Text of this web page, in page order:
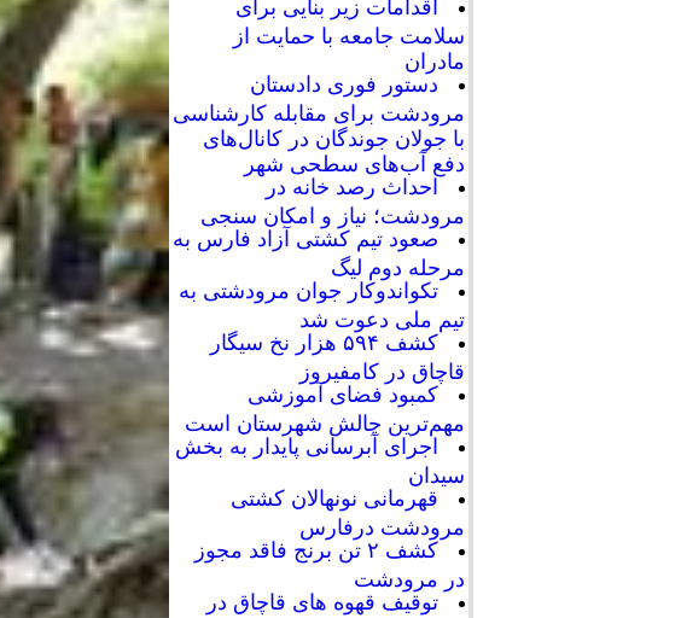
اقدامات زیر بنایی برای
سلامت جامعه با حمایت از
مادران
دستور فوری دادستان
مرودشت برای مقابله کارشناسی
با جولان جوندگان در کانال‌های
دفع آب‌های سطحی شهر
احداث رصد خانه در
مرودشت؛ نیاز و امکان سنجی
صعود تیم کشتی آزاد فارس به
مرحله دوم لیگ
تکواندوکار جوان مرودشتی به
تیم ملی دعوت شد
کشف ۵۹۴ هزار نخ سیگار
قاچاق در کامفیروز
کمبود فضای آموزشی
مهم‌ترین چالش شهرستان است
اجرای آبرسانی پایدار به بخش
سیدان
قهرمانی نونهالان کشتی
مرودشت درفارس
کشف ۲ تن برنج فاقد مجوز
در مرودشت
توقیف قهوه های قاچاق در